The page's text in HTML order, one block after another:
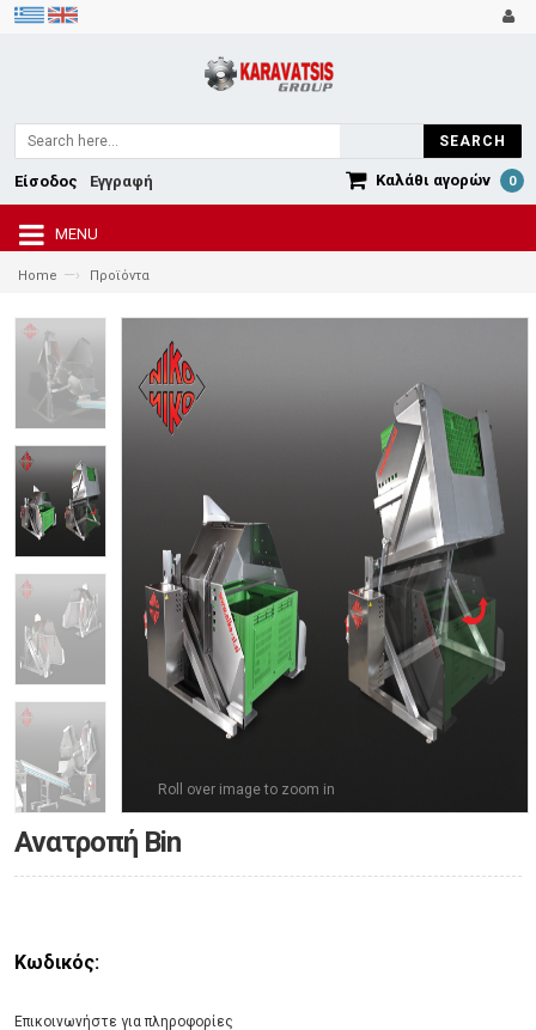
SEARCH
Καλάθι αγορών 0
Εγγραφή
Είσοδος
MENU
Home —› Προϊόντα
Roll over image to zoom in
Ανατροπή Bin
Κωδικός:
Eπικοινωνήστε για πληροφορίες